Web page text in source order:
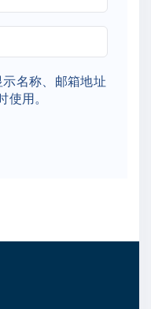
名称、邮箱地址
使用。